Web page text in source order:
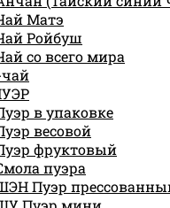
Матэ
Ройбуш
со всего мира
в упаковке
весовой
фруктовый
пуэра
Пуэр